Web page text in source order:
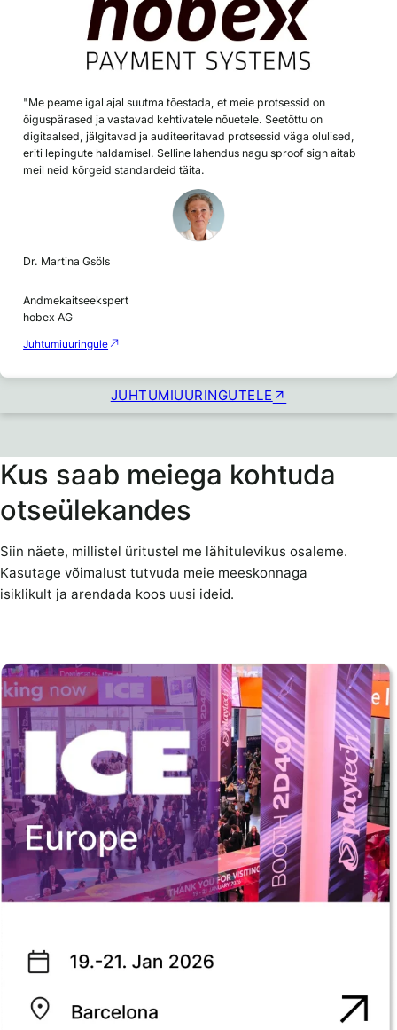
"Me peame igal ajal suutma tõestada, et meie protsessid on
õiguspärased ja vastavad kehtivatele nõuetele. Seetõttu on
digitaalsed, jälgitavad ja auditeeritavad protsessid väga olulised,
eriti lepingute haldamisel. Selline lahendus nagu sproof sign aitab
meil neid kõrgeid standardeid täita.
Dr. Martina Gsöls
Andmekaitseekspert
hobex AG
Juhtumiuuringule
JUHTUMIUURINGUTELE
Kus saab meiega kohtuda
otseülekandes
Siin näete, millistel üritustel me lähitulevikus osaleme.
Kasutage võimalust tutvuda meie meeskonnaga
isiklikult ja arendada koos uusi ideid.